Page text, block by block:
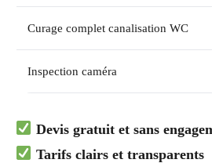
Curage complet canalisation WC
Inspection caméra
Devis gratuit et sans
Tarifs clairs et transparents